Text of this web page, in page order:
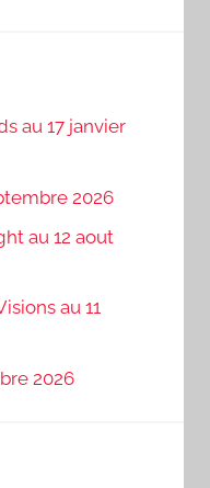
au 17 janvier
2026
au 12 aout
au 11
2026